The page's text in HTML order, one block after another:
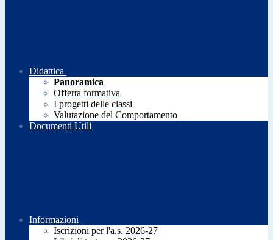
Didattica
Panoramica
Offerta formativa
I progetti delle classi
Valutazione del Comportamento
Documenti Utili
Informazioni
Iscrizioni per l'a.s. 2026-27